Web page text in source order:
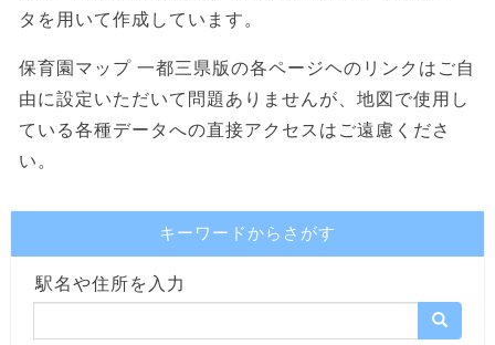
タを用いて作成しています。
保育園マップ 一都三県版の各ページヘのリンクはご自
由に設定いただいて問題ありませんが、地図で使用し
ている各種データへの直接アクセスはご遠慮くださ
い。
キーワードからさがす
駅名や住所を入力